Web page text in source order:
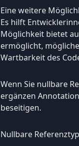
Eine weitere
Es hilft
Möglichkeit bietet
ermöglicht,
Wartbarkeit des
Wenn Sie nullbare
ergänzen
beseitigen.
Nullbare